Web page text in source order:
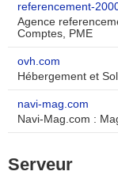
referencement-
Agence
Comptes, PME
ovh.com
Hébergement et
navi-mag.com
Navi-Mag.com :
Serveur